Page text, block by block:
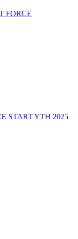
FORCE
START YTH 2025